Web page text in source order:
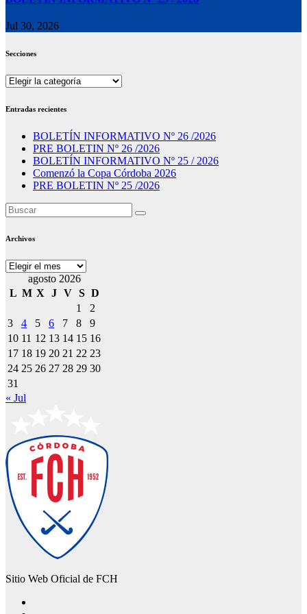
Jul 30, 2026
Secciones
Secciones
Entradas recientes
BOLETÍN INFORMATIVO Nº 26 /2026
PRE BOLETIN Nº 26 /2026
BOLETÍN INFORMATIVO Nº 25 / 2026
Comenzó la Copa Córdoba 2026
PRE BOLETIN Nº 25 /2026
Archivos
Archivos
agosto 2026
L M X J V S D
1
2
3
4 5 6 7 8
9
10 11 12 13 14 15 16
17 18 19 20 21 22 23
24 25 26 27 28 29 30
31
« Jul
Sitio Web Oficial de FCH